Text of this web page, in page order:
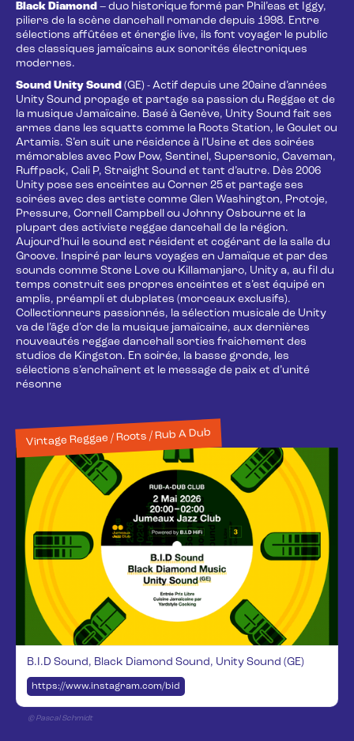
Black Diamond – duo historique formé par Phil’eas et Iggy,
piliers de la scène dancehall romande depuis 1998. Entre
sélections affûtées et énergie live, ils font voyager le public
des classiques jamaïcains aux sonorités électroniques
modernes.
Sound Unity Sound (GE) - Actif depuis une 20aine d’années
Unity Sound propage et partage sa passion du Reggae et de
la musique Jamaïcaine. Basé à Genève, Unity Sound fait ses
armes dans les squatts comme la Roots Station, le Goulet ou
Artamis. S’en suit une résidence à l’Usine et des soirées
mémorables avec Pow Pow, Sentinel, Supersonic, Caveman,
Ruffpack, Cali P, Straight Sound et tant d’autre. Dès 2006
Unity pose ses enceintes au Corner 25 et partage ses
soirées avec des artiste comme Glen Washington, Protoje,
Pressure, Cornell Campbell ou Johnny Osbourne et la
plupart des activiste reggae dancehall de la région.
Aujourd’hui le sound est résident et cogérant de la salle du
Groove. Inspiré par leurs voyages en Jamaïque et par des
sounds comme Stone Love ou Killamanjaro, Unity a, au fil du
temps construit ses propres enceintes et s’est équipé en
amplis, préampli et dubplates (morceaux exclusifs).
Collectionneurs passionnés, la sélection musicale de Unity
va de l’âge d’or de la musique jamaïcaine, aux dernières
nouveautés reggae dancehall sorties fraichement des
studios de Kingston. En soirée, la basse gronde, les
sélections s’enchaînent et le message de paix et d’unité
résonne
Vintage Reggae / Roots / Rub A Dub
B.I.D Sound, Black Diamond Sound, Unity Sound (GE)
https://www.instagram.com/bidsound/
© Pascal Schmidt